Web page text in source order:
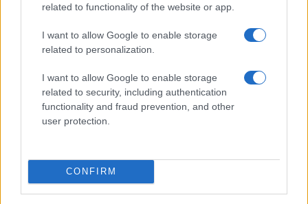
related to functionality of the website or app.
I want to allow Google to enable storage
related to personalization.
I want to allow Google to enable storage
related to security, including authentication
functionality and fraud prevention, and other
user protection.
CONFIRM
Vuoi rimanere sempre aggiornato?
Iscriviti alla newsletter di Gallura Oggi e ricevi le nostre
email periodiche contenenti le ultime notizie pubblicate
*campo obbligatorio
Indirizzo email*
Utilizziamo Mailchimp come piattaforma di
marketing. Iscrivendoti alla newsletter accetti che le
tue informazioni siano trasferite a Mailchimp per
l'elaborazione.Leggi qui l'informativa sulla privacy